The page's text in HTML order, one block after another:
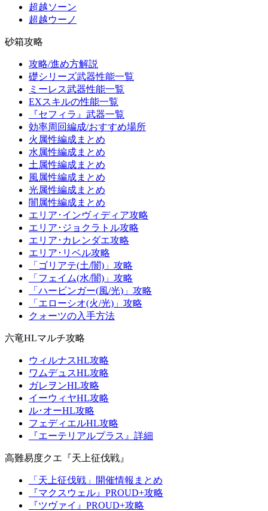
超越ソーン
超越ウーノ
砂箱攻略
攻略/進め方解説
礎シリーズ武器性能一覧
ミーレス武器性能一覧
EXスキルの性能一覧
『セフィラ』武器一覧
効率周回編成/おすすめ場所
火属性編成まとめ
水属性編成まとめ
土属性編成まとめ
風属性編成まとめ
光属性編成まとめ
闇属性編成まとめ
エリア･インヴィディア攻略
エリア･ジョクラトル攻略
エリア･カレンダエ攻略
エリア･リベル攻略
「ゴリアテ(土/闇)」攻略
「フェイム(水/闇)」攻略
「ハービンガー(風/光)」攻略
「エローシオ(火/光)」攻略
クォーツの入手方法
六竜HLマルチ攻略
ウィルナスHL攻略
ワムデュスHL攻略
ガレヲンHL攻略
イーウィヤHL攻略
ル･オーHL攻略
フェディエルHL攻略
『エーテリアルプラス』詳細
高難易度クエ『天上征伐戦』
「天上征伐戦」開催情報まとめ
『マクスウェル』PROUD+攻略
『ツヴァイ』PROUD+攻略